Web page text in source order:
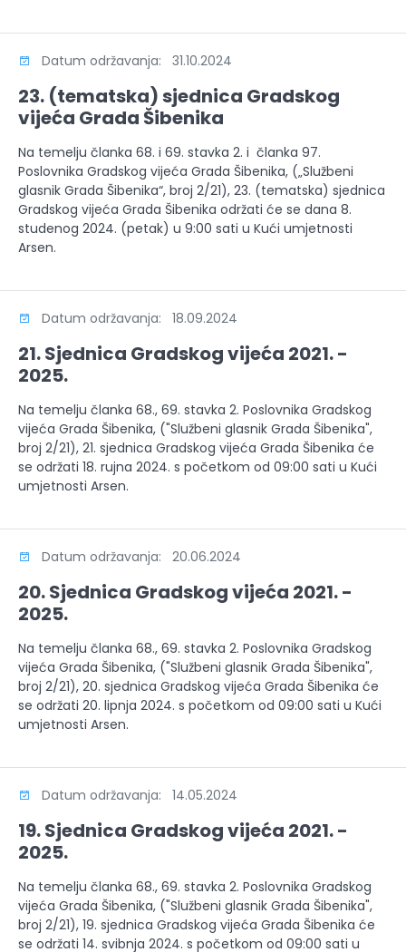
Datum održavanja: 31.10.2024
23. (tematska) sjednica Gradskog
vijeća Grada Šibenika
Na temelju članka 68. i 69. stavka 2. i članka 97.
Poslovnika Gradskog vijeća Grada Šibenika, („Službeni
glasnik Grada Šibenika“, broj 2/21), 23. (tematska) sjednica
Gradskog vijeća Grada Šibenika održati će se dana 8.
studenog 2024. (petak) u 9:00 sati u Kući umjetnosti
Arsen.
Datum održavanja: 18.09.2024
21. Sjednica Gradskog vijeća 2021. -
2025.
Na temelju članka 68., 69. stavka 2. Poslovnika Gradskog
vijeća Grada Šibenika, ("Službeni glasnik Grada Šibenika",
broj 2/21), 21. sjednica Gradskog vijeća Grada Šibenika će
se održati 18. rujna 2024. s početkom od 09:00 sati u Kući
umjetnosti Arsen.
Datum održavanja: 20.06.2024
20. Sjednica Gradskog vijeća 2021. -
2025.
Na temelju članka 68., 69. stavka 2. Poslovnika Gradskog
vijeća Grada Šibenika, ("Službeni glasnik Grada Šibenika",
broj 2/21), 20. sjednica Gradskog vijeća Grada Šibenika će
se održati 20. lipnja 2024. s početkom od 09:00 sati u Kući
umjetnosti Arsen.
Datum održavanja: 14.05.2024
19. Sjednica Gradskog vijeća 2021. -
2025.
Na temelju članka 68., 69. stavka 2. Poslovnika Gradskog
vijeća Grada Šibenika, ("Službeni glasnik Grada Šibenika",
broj 2/21), 19. sjednica Gradskog vijeća Grada Šibenika će
se održati 14. svibnja 2024. s početkom od 09:00 sati u